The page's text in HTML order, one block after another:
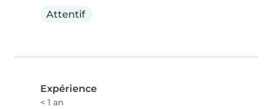
Attentif
Expérience
< 1 an